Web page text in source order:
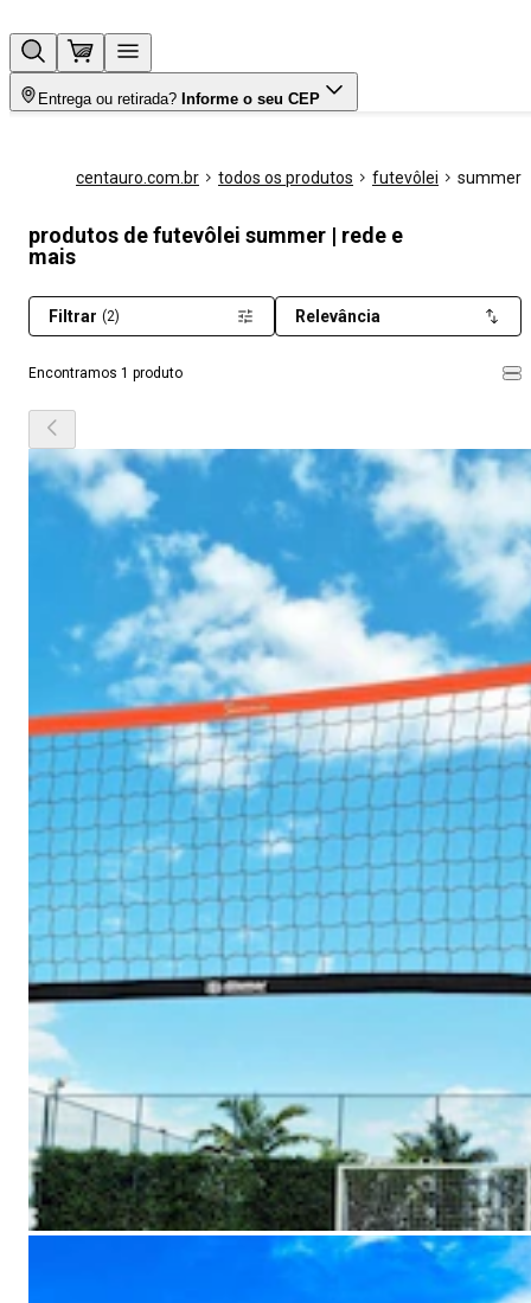
Entrega ou retirada? Informe o seu CEP
centauro.com.br todos os produtos futevôlei summer
produtos de futevôlei summer | rede e
mais
Encontramos 1 produto
Filtrar (2) Relevância